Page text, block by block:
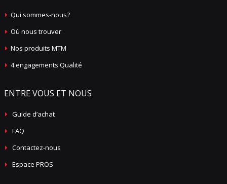
Qui sommes-nous?
Où nous trouver
Nos produits MTM
4 engagements Qualité
ENTRE VOUS ET NOUS
Guide d’achat
FAQ
Contactez-nous
Espace PROS